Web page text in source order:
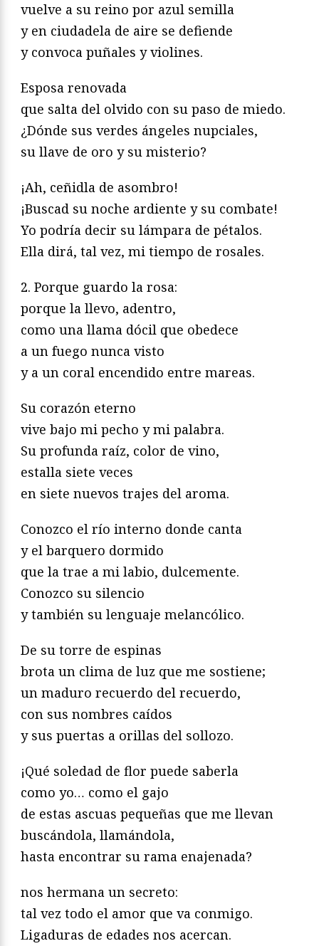
vuelve a su reino por azul semilla
y en ciudadela de aire se defiende
y convoca puñales y violines.
Esposa renovada
que salta del olvido con su paso de miedo.
¿Dónde sus verdes ángeles nupciales,
su llave de oro y su misterio?
¡Ah, ceñidla de asombro!
¡Buscad su noche ardiente y su combate!
Yo podría decir su lámpara de pétalos.
Ella dirá, tal vez, mi tiempo de rosales.
2. Porque guardo la rosa:
porque la llevo, adentro,
como una llama dócil que obedece
a un fuego nunca visto
y a un coral encendido entre mareas.
Su corazón eterno
vive bajo mi pecho y mi palabra.
Su profunda raíz, color de vino,
estalla siete veces
en siete nuevos trajes del aroma.
Conozco el río interno donde canta
y el barquero dormido
que la trae a mi labio, dulcemente.
Conozco su silencio
y también su lenguaje melancólico.
De su torre de espinas
brota un clima de luz que me sostiene;
un maduro recuerdo del recuerdo,
con sus nombres caídos
y sus puertas a orillas del sollozo.
¡Qué soledad de flor puede saberla
como yo… como el gajo
de estas ascuas pequeñas que me llevan
buscándola, llamándola,
hasta encontrar su rama enajenada?
nos hermana un secreto:
tal vez todo el amor que va conmigo.
Ligaduras de edades nos acercan.